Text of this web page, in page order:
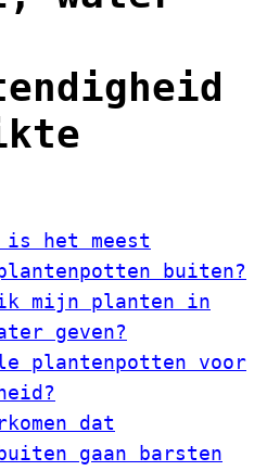
is het meest
buiten?
ik mijn planten in
geven?
plantenpotten voor
dat
gaan barsten